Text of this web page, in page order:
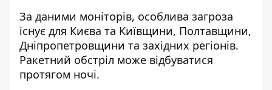
За даними моніторів, особлива загроза
існує для Києва та Київщини, Полтавщини,
Дніпропетровщини та західних регіонів.
Ракетний обстріл може відбуватися
протягом ночі.